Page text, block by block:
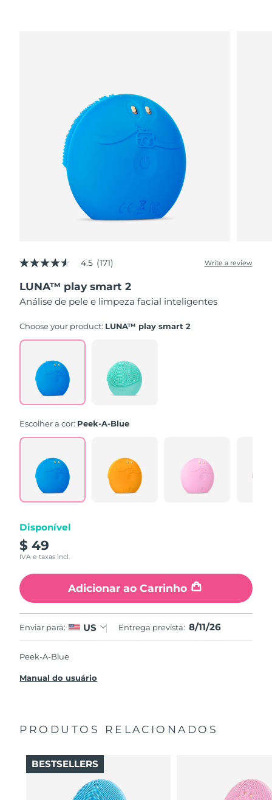
4.5
of
5
stars,
rating
Read
Reviews.
Same
page
link.
4.5 (171) Write a review
LUNA™ play smart 2
Análise de pele e limpeza facial inteligentes
Choose your product: LUNA™ play smart 2
Escolher a cor: Peek-A-Blue
Disponível
$ 49
IVA e taxas incl.
Adicionar ao Carrinho
Enviar para: US Entrega prevista: 8/11/26
Peek-A-Blue
Manual do usuário
PRODUTOS RELACIONADOS
BESTSELLERS